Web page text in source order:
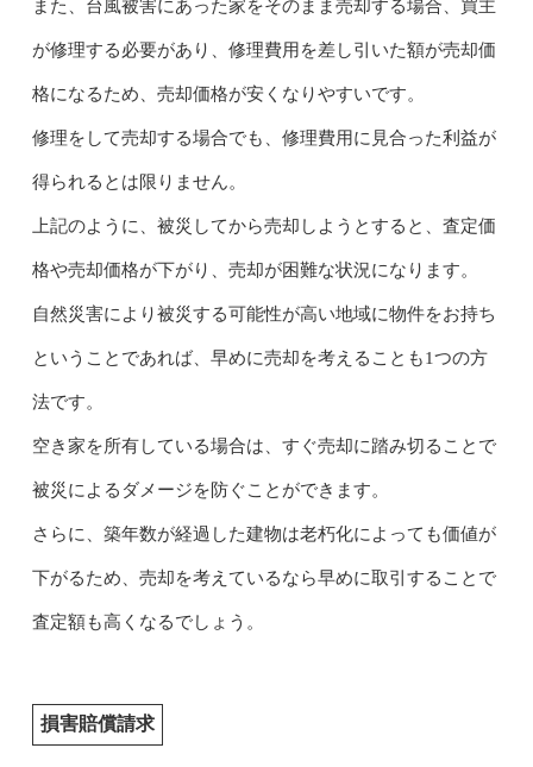
また、台風被害にあった家をそのまま売却する場合、買主
が修理する必要があり、修理費用を差し引いた額が売却価
格になるため、売却価格が安くなりやすいです。
修理をして売却する場合でも、修理費用に見合った利益が
得られるとは限りません。
上記のように、被災してから売却しようとすると、査定価
格や売却価格が下がり、売却が困難な状況になります。
自然災害により被災する可能性が高い地域に物件をお持ち
ということであれば、早めに売却を考えることも1つの方
法です。
空き家を所有している場合は、すぐ売却に踏み切ることで
被災によるダメージを防ぐことができます。
さらに、築年数が経過した建物は老朽化によっても価値が
下がるため、売却を考えているなら早めに取引することで
査定額も高くなるでしょう。
損害賠償請求